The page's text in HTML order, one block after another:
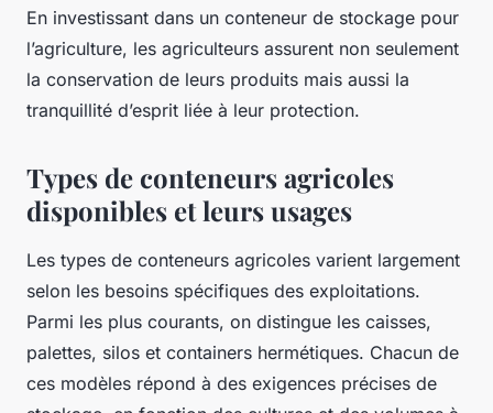
En investissant dans un conteneur de stockage pour
l’agriculture, les agriculteurs assurent non seulement
la conservation de leurs produits mais aussi la
tranquillité d’esprit liée à leur protection.
Types de conteneurs agricoles
disponibles et leurs usages
Les types de conteneurs agricoles varient largement
selon les besoins spécifiques des exploitations.
Parmi les plus courants, on distingue les caisses,
palettes, silos et containers hermétiques. Chacun de
ces modèles répond à des exigences précises de